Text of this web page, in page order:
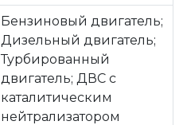
Бензиновый двигатель;
Дизельный двигатель;
Турбированный
двигатель; ДВС c
каталитическим
нейтрализатором